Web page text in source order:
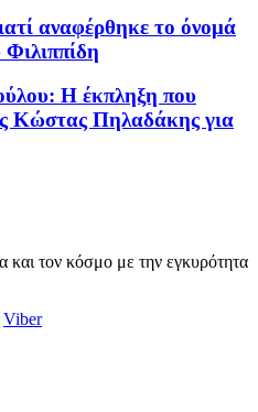
αναφέρθηκε το όνομά
Η έκπληξη που
Κώστας Πηλαδάκης για
και τον κόσμο με την εγκυρότητα
Viber